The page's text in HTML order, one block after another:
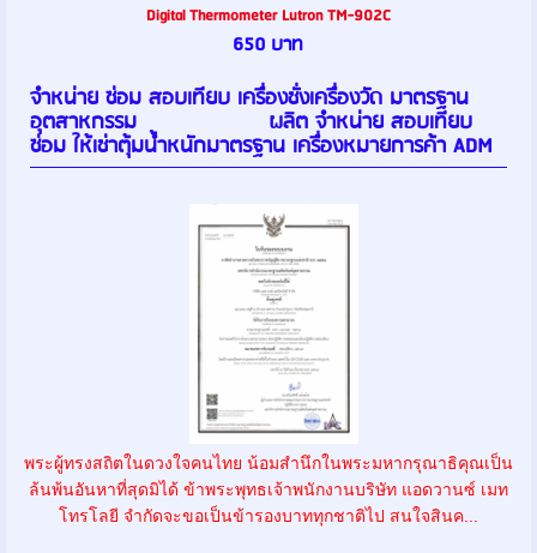
Digital Thermometer Lutron TM-902C
650 บาท
จำหน่าย ซ่อม สอบเทียบ เครื่องชั่งเครื่องวัด มาตรฐาน
อุตสาหกรรม ผลิต จำหน่าย สอบเทียบ
ซ่อม ให้เช่าตุ้มน้ำหนักมาตรฐาน เครื่องหมายการค้า ADM
พระผู้ทรงสถิตในดวงใจคนไทย น้อมสำนึกในพระมหากรุณาธิคุณเป็น
ล้นพ้นอันหาที่สุดมิได้ ข้าพระพุทธเจ้าพนักงานบริษัท แอดวานซ์ เมท
โทรโลยี จำกัดจะขอเป็นข้ารองบาททุกชาติไป สนใจสินค...